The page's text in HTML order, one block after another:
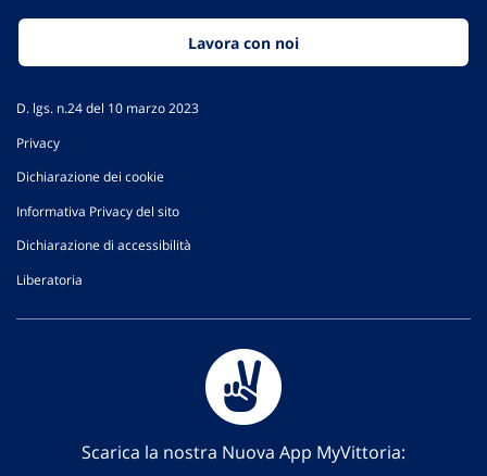
Lavora con noi
D. lgs. n.24 del 10 marzo 2023
Privacy
Dichiarazione dei cookie
Informativa Privacy del sito
Dichiarazione di accessibilità
Liberatoria
Scarica la nostra Nuova App MyVittoria: